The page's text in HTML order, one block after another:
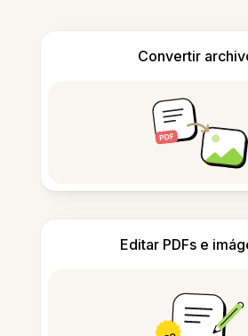
Convertir
Editar PDFs e